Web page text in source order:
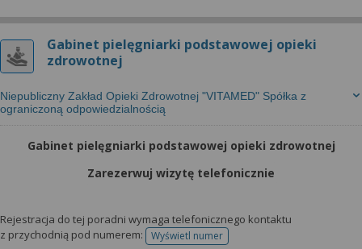
Gabinet pielęgniarki podstawowej opieki
zdrowotnej
Niepubliczny Zakład Opieki Zdrowotnej "VITAMED" Spółka z
ograniczoną odpowiedzialnością
Gabinet pielęgniarki podstawowej opieki zdrowotnej
Zarezerwuj wizytę telefonicznie
Rejestracja do tej poradni wymaga telefonicznego kontaktu
z przychodnią pod numerem:
Wyświetl numertelefonu do rejestracji